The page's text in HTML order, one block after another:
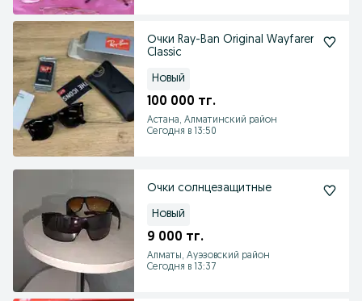
Очки Ray-Ban Original Wayfarer
Classic
Новый
100 000 тг.
Астана, Алматинский район
Сегодня в 13:50
Очки солнцезащитные
Новый
9 000 тг.
Алматы, Ауэзовский район
Сегодня в 13:37